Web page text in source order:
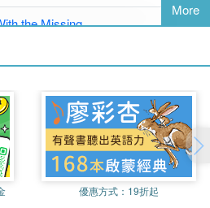
the Missing
音檔QRCode*
439
More
優惠方式： 19折起